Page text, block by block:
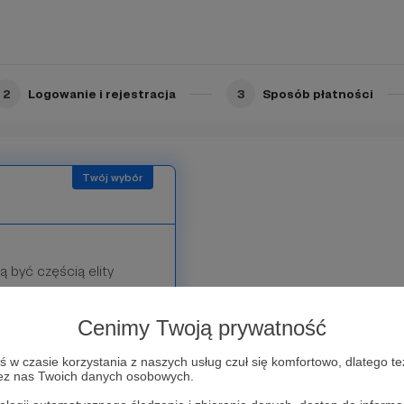
Cenimy Twoją prywatność
w czasie korzystania z naszych usług czuł się komfortowo, dlatego
nas Twoich danych osobowych.
2 Logowanie i rejestracja 3 Sposób płatności
dopuszczeniem
być częścią elity
benefity —
Fan (20 zł):